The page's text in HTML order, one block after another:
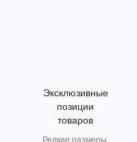
Эксклюзивные
позиции
товаров